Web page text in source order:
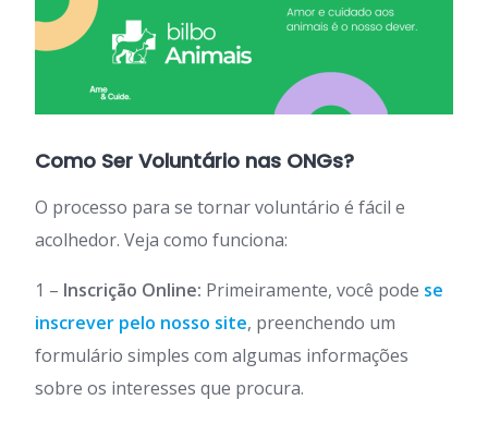
Como Ser Voluntário nas ONGs?
O processo para se tornar voluntário é fácil e
acolhedor. Veja como funciona:
1 – Inscrição Online: Primeiramente, você pode se
inscrever pelo nosso site, preenchendo um
formulário simples com algumas informações
sobre os interesses que procura.